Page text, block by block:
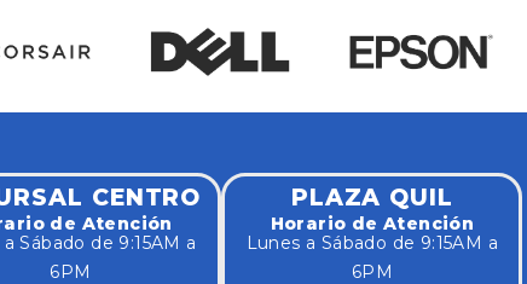
CENTRO
de Atención
Sábado de 9:15AM a
6PM
PLAZA QUIL
Horario de Atención
Lunes a Sábado de 9:15AM a
6PM